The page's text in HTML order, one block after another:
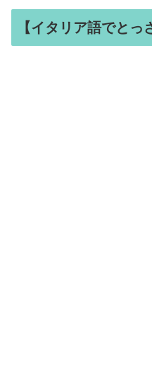
【イタリア語でとっ